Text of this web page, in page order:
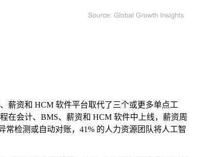
薪资和 HCM 软件平台取代了三个或更多单点工
在会计、BMS、薪资和 HCM 软件中上线，薪资周
常检测或自动对账，41% 的人力资源团队将人工智